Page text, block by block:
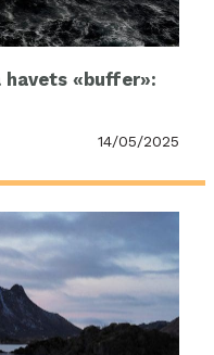
«buffer»:
14/05/2025